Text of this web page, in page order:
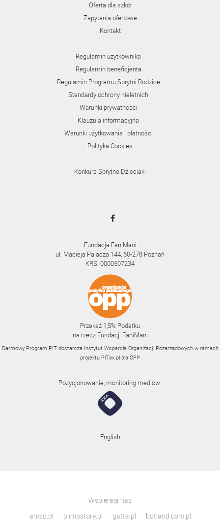
Oferta dla szkół
Zapytania ofertowe
Kontakt
Regulamin użytkownika
Regulamin beneficjenta
Regulamin Programu Sprytni Rodzice
Standardy ochrony nieletnich
Warunki prywatności
Klauzula informacyjna
Warunki użytkowania i płatności
Polityka Cookies
Konkurs Sprytne Dzieciaki
Fundacja FaniMani
ul. Macieja Palacza 144, 60-278 Poznań
KRS: 0000507234
Przekaż 1,5% Podatku
na rzecz Fundacji FaniMani
Darmowy Program PIT dostarcza Instytut Wsparcia Organizacji Pozarządowych w ramach
projektu PITax.pl dla OPP
Pozycjonowanie, monitoring mediów:
English
Wspierają nas
amso.pl
olimpstore.pl gatta.pl botland.com.pl